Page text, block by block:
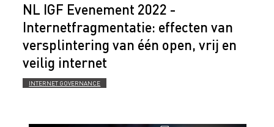
NL IGF Evenement 2022 -
Internetfragmentatie: effecten van
versplintering van één open, vrij en
veilig internet
INTERNET GOVERNANCE